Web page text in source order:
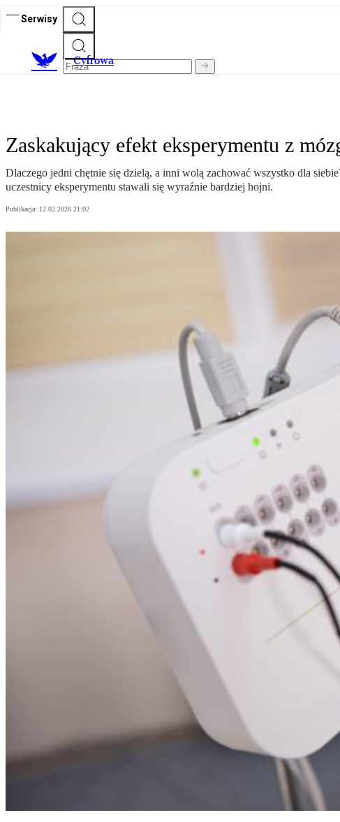
Serwisy
Cyfrowa
Zaskakujący efekt eksperymentu z
Dlaczego jedni chętnie się dzielą, a inni wolą zachować wszystko dla
uczestnicy eksperymentu stawali się wyraźnie bardziej hojni.
Publikacja: 12.02.2026 21:02